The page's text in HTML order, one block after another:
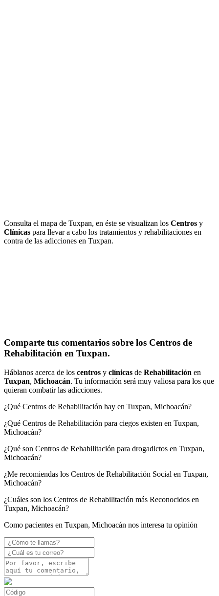
Consulta el mapa de Tuxpan, en éste se visualizan los Centros y
Clínicas para llevar a cabo los tratamientos y rehabilitaciones en
contra de las adicciones en Tuxpan.
Comparte tus comentarios sobre los Centros de
Rehabilitación en Tuxpan.
Háblanos acerca de los centros y clínicas de Rehabilitación en
Tuxpan, Michoacán. Tu información será muy valiosa para los que
quieran combatir las adicciones.
¿Qué Centros de Rehabilitación hay en Tuxpan, Michoacán?
¿Qué Centros de Rehabilitación para ciegos existen en Tuxpan,
Michoacán?
¿Qué son Centros de Rehabilitación para drogadictos en Tuxpan,
Michoacán?
¿Me recomiendas los Centros de Rehabilitación Social en Tuxpan,
Michoacán?
¿Cuáles son los Centros de Rehabilitación más Reconocidos en
Tuxpan, Michoacán?
Como pacientes en Tuxpan, Michoacán nos interesa tu opinión